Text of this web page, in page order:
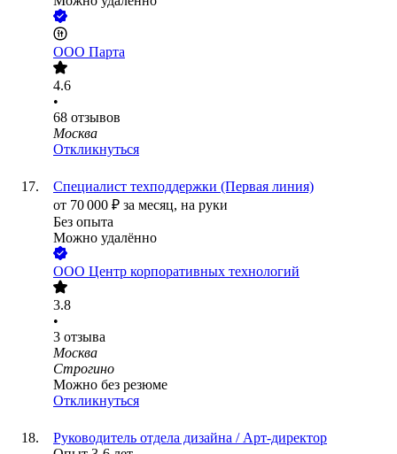
ООО Парта
4.6
•
68 отзывов
Москва
Откликнуться
Специалист техподдержки (Первая линия)
от 70 000 ₽ за месяц, на руки
Без опыта
Можно удалённо
ООО Центр корпоративных технологий
3.8
•
3 отзыва
Москва
Строгино
Можно без резюме
Откликнуться
Руководитель отдела дизайна / Арт-директор